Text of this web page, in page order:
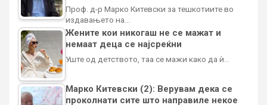
Проф. д-р Марко Китевски за тешкотиите во
издавањето на…
Жените кои никогаш не се мажат и
немаат деца се најсреќни
Уште од детството, таа се мажи како да ѝ…
Марко Китевски (2): Верувам дека се
проколнати сите што направиле некое